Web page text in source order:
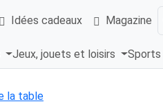
Idées cadeaux Magazine
Jeux, jouets et loisirs Sports
la table